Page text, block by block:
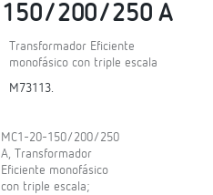
150/200/250 A
Transformador Eficiente
monofásico con triple escala
M73113.
MC1-20-150/200/250
A, Transformador
Eficiente monofásico
con triple escala;